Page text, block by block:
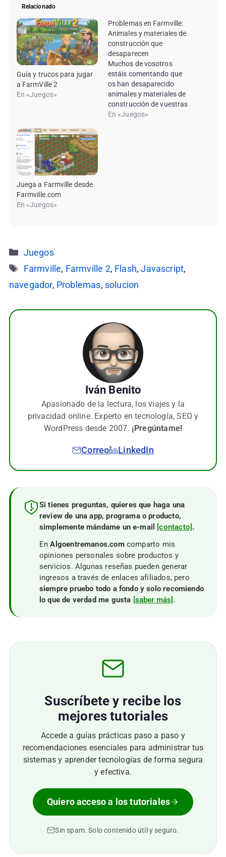
Relacionado
Guía y trucos para jugar
a FarmVille 2
En «Juegos»
Problemas en Farmville:
Animales y materiales de
construcción que
desaparecen
Muchos de vosotros
estáis comentando que
os han desaparecido
animales y materiales de
construcción de vuestras
granjas en Farmville.
En «Juegos»
Juega a Farmville desde
Farmville.com
En «Juegos»
Categorías
Juegos
Etiquetas
Farmville, Farmville 2, Flash,Javascript,
navegador, Problemas, solucion
Iván Benito
Apasionado de la lectura, los viajes y la
privacidad online. Experto en tecnología, SEO y
WordPress desde 2007. ¡Pregúntame!
Correo LinkedIn
Si tienes preguntas, quieres que haga una
review de una app, programa o producto,
simplemente mándame un e-mail [contacto].
EnAlgoentremanos.comcomparto mis
opiniones personales sobre productos y
servicios. Algunas reseñas pueden generar
ingresos a través de enlaces afiliados, pero
siempre pruebo todo a fondo y solo recomiendo
lo que de verdad me gusta [saber más] .
Suscríbete y recibe los
mejores tutoriales
Accede a guías prácticas paso a paso y
recomendaciones esenciales para administrar tus
sistemas y aprender tecnologías de forma segura
y efectiva.
Quiero acceso a los tutoriales
Sin spam. Solo contenido útil y seguro.